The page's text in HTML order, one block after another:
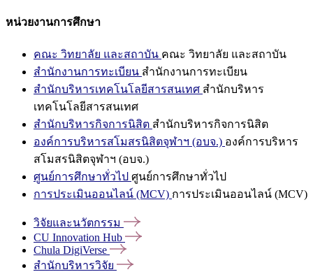
หน่วยงานการศึกษา
คณะ วิทยาลัย และสถาบัน คณะ วิทยาลัย และสถาบัน
สำนักงานการทะเบียน สำนักงานการทะเบียน
สำนักบริหารเทคโนโลยีสารสนเทศ สำนักบริหาร
เทคโนโลยีสารสนเทศ
สำนักบริหารกิจการนิสิต สำนักบริหารกิจการนิสิต
องค์การบริหารสโมสรนิสิตจุฬาฯ (อบจ.) องค์การบริหาร
สโมสรนิสิตจุฬาฯ (อบจ.)
ศูนย์การศึกษาทั่วไป ศูนย์การศึกษาทั่วไป
การประเมินออนไลน์ (MCV) การประเมินออนไลน์ (MCV)
วิจัยและนวัตกรรม
CU Innovation Hub
Chula DigiVerse
สำนักบริหารวิจัย